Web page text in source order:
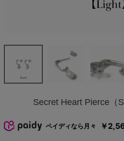
Secret Heart Pierce（
ペイディなら月々 ￥